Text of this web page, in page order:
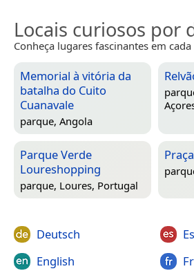
Locais curiosos por
Conheça lugares fascinantes em
Memorial à vitória da
batalha do Cuito
Cuanavale
parque, Angola
Parque Verde
Loureshopping
parque, Loures, Portugal
Deutsch
English